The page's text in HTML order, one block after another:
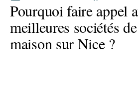
Pourquoi faire appel
meilleures sociétés
maison sur Nice ?